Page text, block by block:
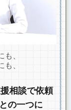
、
、
相談で依頼
の一つに